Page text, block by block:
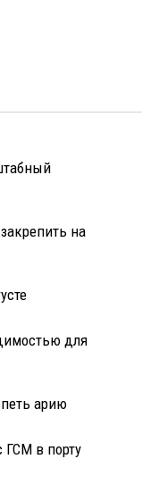
на
для
арию
ГСМ в порту